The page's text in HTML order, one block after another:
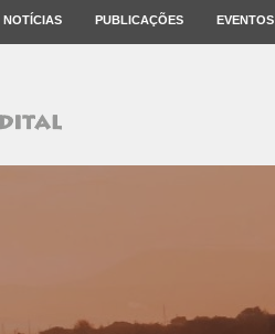
NOTÍCIAS PUBLICAÇÕES EVENTOS